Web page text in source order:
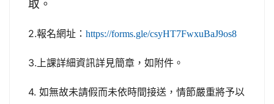
取。
2.報名網址： https://forms.gle/csyHT7FwxuBaJ9os8
3.上課詳細資訊詳見簡章，如附件。
4. 如無故未請假而未依時間接送，情節嚴重將予以